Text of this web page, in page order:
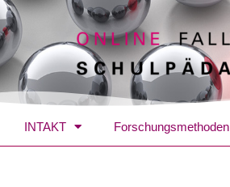
INTAKT Forschungsmethoden